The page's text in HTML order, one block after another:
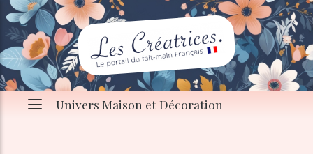
Univers Maison et Décoration